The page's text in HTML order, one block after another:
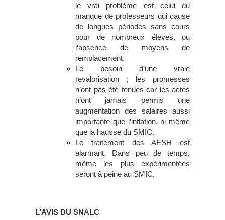
le vrai problème est celui du
manque de professeurs qui cause
de longues périodes sans cours
pour de nombreux élèves, ou
l’absence de moyens de
remplacement.
Le besoin d’une vraie
revalorisation ; les promesses
n’ont pas été tenues car les actes
n’ont jamais permis une
augmentation des salaires aussi
importante que l’inflation, ni même
que la hausse du SMIC.
Le traitement des AESH est
alarmant. Dans peu de temps,
même les plus expérimentées
seront à peine au SMIC.
L’AVIS DU SNALC